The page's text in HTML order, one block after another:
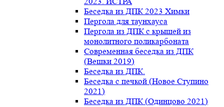
Беседка из ДПК 2023 Химки
Пергола для таунхауса
Пергола из ДПК с крышей из
монолитного поликарбоната
Современная беседка из ДПК
(Вешки 2019)
Беседка из ДПК.
Беседка с печкой (Новое Ступино
2021)
Беседка из ДПК (Одинцово 2021)